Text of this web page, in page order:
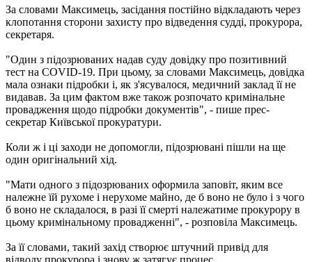
За словами Максимець, засідання постійно відкладають через
клопотання сторони захисту про відведення судді, прокурора,
секретаря.
"Один з підозрюваних надав суду довідку про позитивний
тест на COVID-19. При цьому, за словами Максимець, довідка
мала ознаки підробки і, як з'ясувалося, медичний заклад її не
видавав. За цим фактом вже також розпочато кримінальне
провадження щодо підробки документів", - пише прес-
секретар Київської прокуратури.
Коли ж і ці заходи не допомогли, підозрювані пішли на ще
один оригінальний хід.
"Мати одного з підозрюваних оформила заповіт, яким все
належне їй рухоме і нерухоме майно, де б воно не було і з чого
б воно не складалося, в разі її смерті належатиме прокурору в
цьому кримінальному провадженні", - розповіла Максимець.
За її словами, такий захід створює штучний привід для
відводу прокурора і знову ж затягує процес.